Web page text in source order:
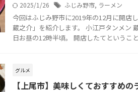
2025/1/26 ふじみ野市, ラーメン
今回はふじみ野市に2019年の12月に開店
蔵之介」を紹介します。 小江戸タンメン
日お昼の12時半頃。 開店したてというこ
グルメ
【上尾市】美味しくておすすめ